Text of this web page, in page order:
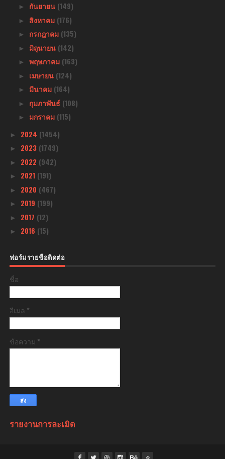
► กันยายน (149)
► สิงหาคม (176)
► กรกฎาคม (135)
► มิถุนายน (142)
► พฤษภาคม (163)
► เมษายน (124)
► มีนาคม (164)
► กุมภาพันธ์ (108)
► มกราคม (115)
► 2024 (1454)
► 2023 (1749)
► 2022 (942)
► 2021 (191)
► 2020 (467)
► 2019 (199)
► 2017 (12)
► 2016 (15)
ฟอร์มรายชื่อติดต่อ
ชื่อ
อีเมล *
ข้อความ *
รายงานการละเมิด